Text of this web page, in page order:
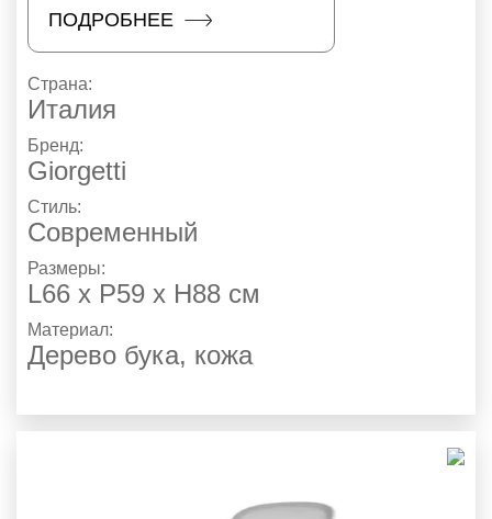
ПОДРОБНЕЕ
Страна:
Италия
Бренд:
Giorgetti
Стиль:
Современный
Размеры:
L66 x P59 x H88 см
Материал:
Дерево бука, кожа